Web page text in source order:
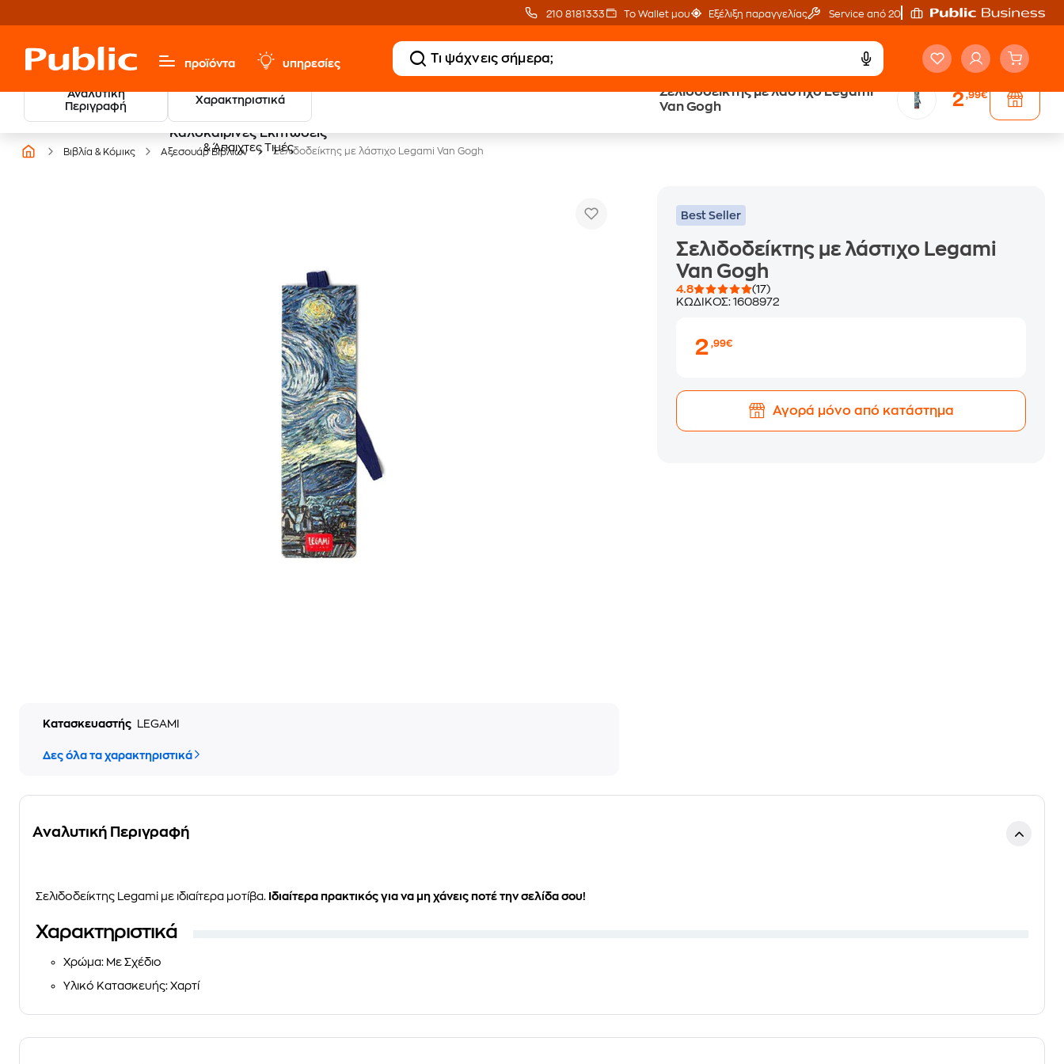
210 8181333 Το Wallet μου Εξέλιξη παραγγελίας Service από 20'
προϊόντα υπηρεσίες
Αναλυτική
Περιγραφή
Χαρακτηριστικά
Σελιδοδείκτης με λάστιχο Legami
Van Gogh
2,99€
Καλοκαιρινές Εκπτώσεις
& Άπαιχτες Τιμές
Δωρεάν Μεταφορικά
Βιβλία & Κόμικς Αξεσουάρ Βιβλίων Σελιδοδείκτης με λάστιχο Legami Van Gogh
Κατασκευαστής LEGAMI
Δες όλα τα χαρακτηριστικά
Best Seller
Σελιδοδείκτης με λάστιχο Legami
Van Gogh
4.8
(17)
ΚΩΔΙΚΟΣ:1608972
2,99€
Αγορά μόνο από κατάστημα
Αναλυτική Περιγραφή
Σελιδοδείκτης Legami με ιδιαίτερα μοτίβα. Ιδιαίτερα πρακτικός για να μη χάνεις ποτέ την σελίδα σου!
Χαρακτηριστικά
Χρώμα: Με Σχέδιο
Υλικό Κατασκευής: Χαρτί